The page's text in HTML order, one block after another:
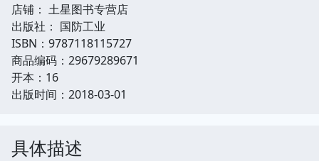
店铺： 土星图书专营店
出版社： 国防工业
ISBN：9787118115727
商品编码：29679289671
开本：16
出版时间：2018-03-01
具体描述